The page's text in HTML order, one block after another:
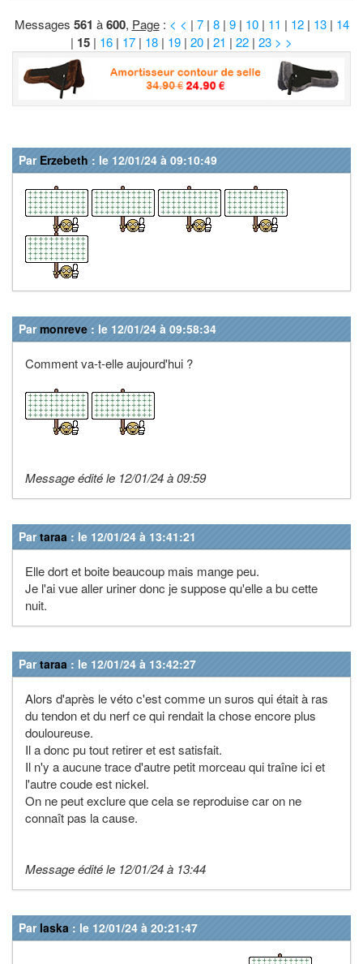
Messages 561 à600, Page: < < | 7| 8| 9| 10| 11 | 12| 13| 14
| 15 | 16 | 17 | 18 | 19 | 20 | 21 | 22 | 23 > >
Par Erzebeth : le 12/01/24 à 09:10:49
Parmonreve : le 12/01/24 à 09:58:34
Comment va-t-elle aujourd'hui ?
Message édité le 12/01/24 à 09:59
Partaraa : le 12/01/24 à 13:41:21
Elle dort et boite beaucoup mais mange peu.
Je l'ai vue aller uriner donc je suppose qu'elle a bu cette
nuit.
Partaraa : le 12/01/24 à 13:42:27
Alors d'après le véto c'est comme un suros qui était à ras
du tendon et du nerf ce qui rendait la chose encore plus
douloureuse.
Il a donc pu tout retirer et est satisfait.
Il n'y a aucune trace d'autre petit morceau qui traîne ici et
l'autre coude est nickel.
On ne peut exclure que cela se reproduise car on ne
connaît pas la cause.
Message édité le 12/01/24 à 13:44
Par laska : le 12/01/24 à 20:21:47